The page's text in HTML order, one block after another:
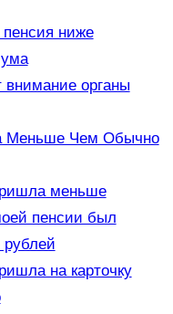
ниже
органы
Меньше Чем Обычно
меньше
пенсии был
на карточку